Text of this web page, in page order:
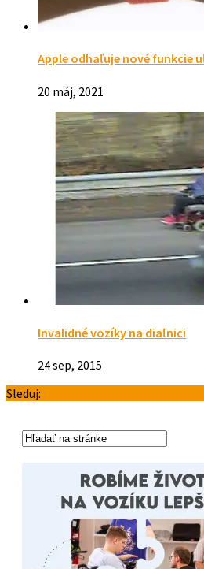
Apple odhaľuje nové funkcie
20 máj, 2021
Invalidné vozíky na diaľnici
24 sep, 2015
Sleduj: